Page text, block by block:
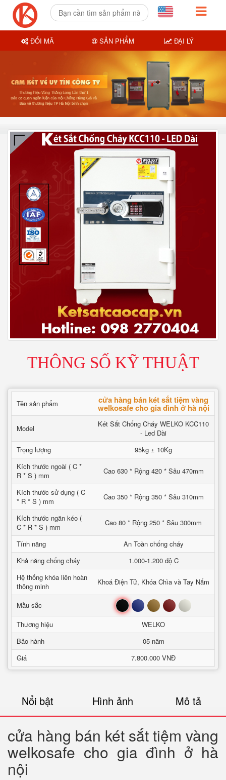
THÔNG SỐ KỸ THUẬT
Tên sản phẩm cửa hàng bán két sắt tiệm vàng
welkosafe cho gia đình ở hà nội
Model
Két Sắt Chống Cháy WELKO KCC110
- Led Dài
Trọng lượng
95kg ± 10Kg
Kích thước ngoài ( C *
R * S ) mm
Cao 630 * Rộng 420 * Sâu 470mm
Kích thước sử dụng ( C
* R * S ) mm
Cao 350 * Rộng 350 * Sâu 310mm
Kích thước ngăn kéo (
C * R * S ) mm
Cao 80 * Rộng 250 * Sâu 300mm
Tính năng
An Toàn chống cháy
Khả năng chống cháy
1.000-1.200 độ C
Hệ thống khóa liên hoàn
thông minh
Khoá Điện Tử, Khóa Chìa và Tay Nắm
Mầu sắc Đen Xanh Nâu Đỏ Trắng
Thương hiệu
WELKO
Bảo hành
05 năm
Giá
7.800.000 VNĐ
Nổi bật Hình ảnh Mô tả
cửa hàng bán két sắt tiệm vàng
welkosafe cho gia đình ở hà
nội
ĐỔI MÃ SẢN PHẨM ĐẠI LÝ